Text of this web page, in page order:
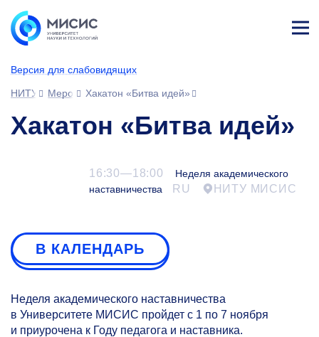
Версия для слабовидящих
НИТУ МИСИСМероприятияХакатон «Битва идей»
Хакатон «Битва идей»
16:30—18:00
Неделя академического
наставничества
RU НИТУ МИСИС
В КАЛЕНДАРЬ
Неделя академического наставничества
в Университете МИСИС пройдет с 1 по 7 ноября
и приурочена к Году педагога и наставника.